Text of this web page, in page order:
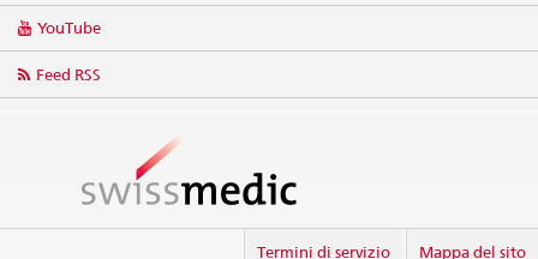
YouTube
Feed RSS
Termini di servizio Mappa del sito